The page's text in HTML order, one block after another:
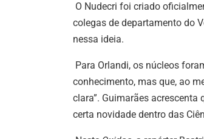
O Nudecri foi criado
colegas de departamento do
nessa ideia.
Para Orlandi, os núcleos
conhecimento, mas que, ao
clara”. Guimarães
certa novidade dentro das